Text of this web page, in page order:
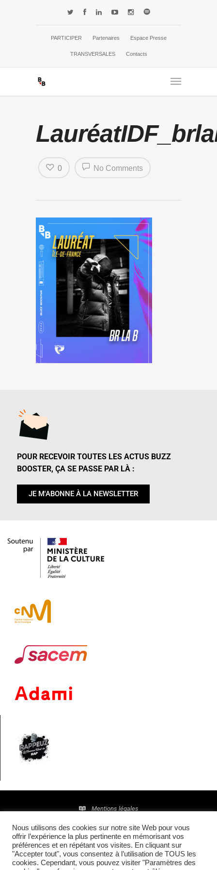
PARTICIPER Partenaires Espace Presse
TRANSVERSALES Contacts
No Comments
0
POUR RECEVOIR TOUTES LES ACTUS BUZZ
BOOSTER, ÇA SE PASSE PAR LÀ :
JE M'ABONNE À LA NEWSLETTER
Mentions légales
Politique de confidentialité
© 2016 • Site maintenu et mis à jour parTI(E)GER
COMMUNICATION
Nous utilisons des cookies sur notre site Web pour vous
offrir l’expérience la plus pertinente en mémorisant vos
préférences et en répétant vos visites. En cliquant sur
"Accepter tout", vous consentez à l’utilisation de TOUS les
cookies. Cependant, vous pouvez visiter "Paramètres des